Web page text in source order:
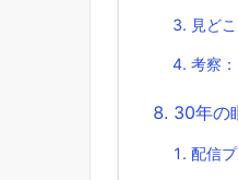
見ど
考察
30年の
配信